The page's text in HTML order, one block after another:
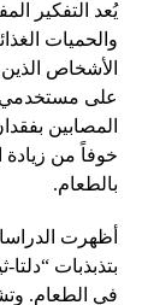
يُعد التفكير
الأشخاص
على مستخدمي
المصابين
خوفاً من زيادة
بالطعام.
أظهرت
بتذبذبات
في الطعام.